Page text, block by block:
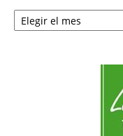
Notícies
per